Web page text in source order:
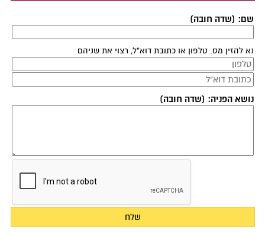
שם: (שדה חובה)
נא להזין מס. טלפון או כתובת דוא"ל, רצוי את שניהם
נושא הפניה: (שדה חובה)